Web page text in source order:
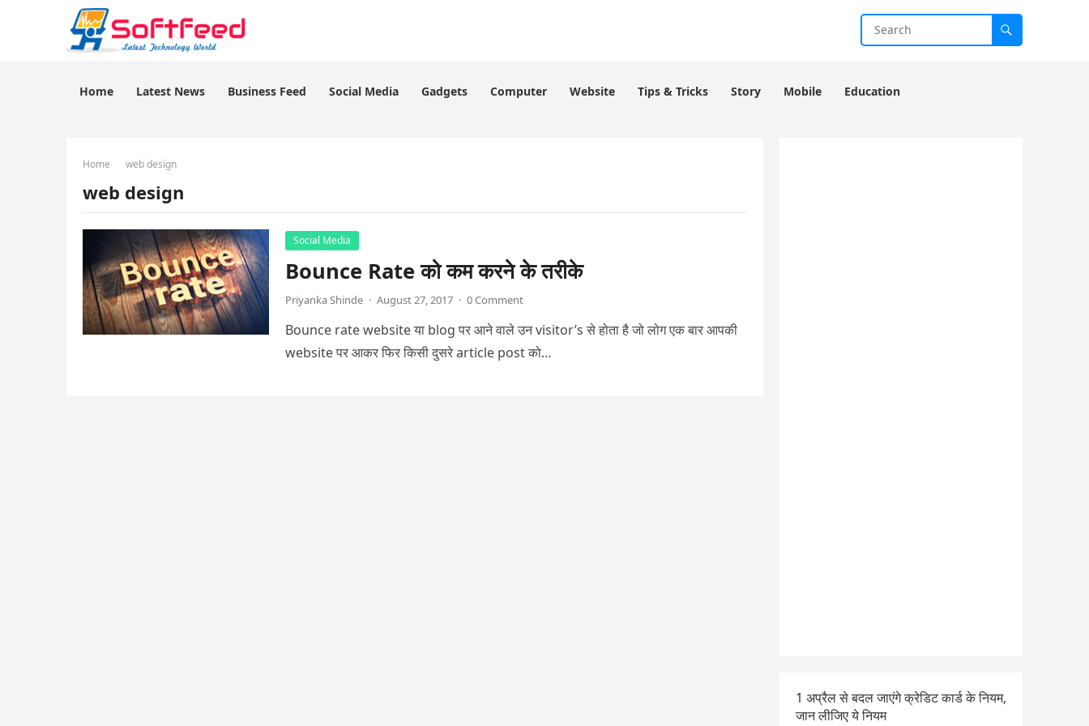
Home Latest News Business Feed Social Media Gadgets Computer Website Tips & Tricks Story Mobile Education
Home web design
web design
Social Media
Bounce Rate को कम करने के तरीके
Priyanka Shinde · August 27, 2017 · 0 Comment
Bounce rate website या blog पर आने वाले उन visitor’s से होता है जो लोग एक बार आपकी
website पर आकर फिर किसी दुसरे article post को…
1 अप्रैल से बदल जाएंगे क्रेडिट कार्ड के नियम,
जान लीजिए ये नियम